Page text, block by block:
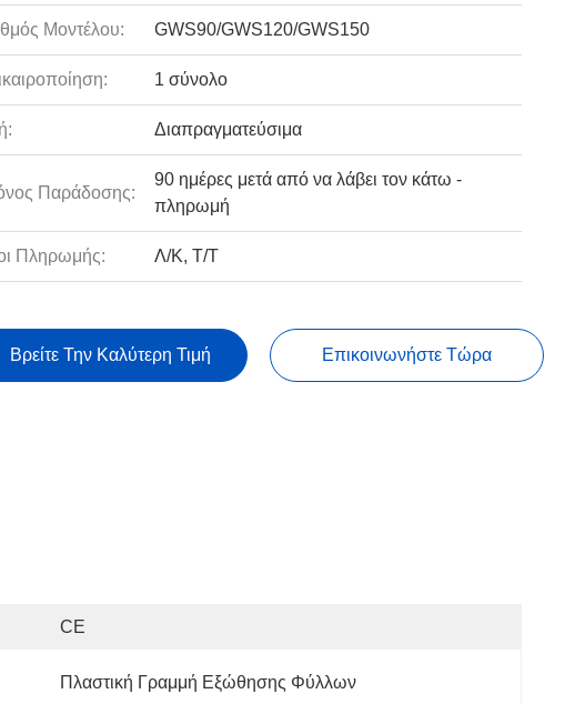
Μοντέλου: GWS90/GWS120/GWS150
1 σύνολο
Διαπραγματεύσιμα
Παράδοσης:
90 ημέρες μετά από να λάβει τον κάτω -
πληρωμή
Πληρωμής: Λ/Κ, Τ/Τ
Βρείτε Την Καλύτερη Τιμή Επικοινωνήστε Τώρα
CE
Πλαστική Γραμμή Εξώθησης Φύλλων